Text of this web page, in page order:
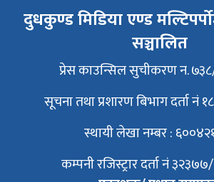
दुधकुण्ड मिडिया एण्ड
सञ्चालित
प्रेस काउन्सिल सुचीकरण न.
सूचना तथा प्रशारण बिभाग दर्ता नं
स्थायी लेखा नम्बर :
कम्पनी रजिस्ट्रार दर्ता नं